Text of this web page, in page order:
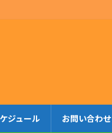
ジュール お問い合わせ